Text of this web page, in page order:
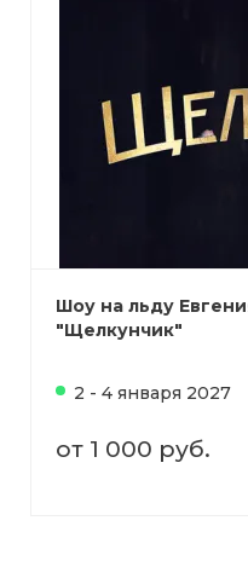
Шоу на льду
"Щелкунчик"
2 - 4 января 2027
от 1 000 руб.